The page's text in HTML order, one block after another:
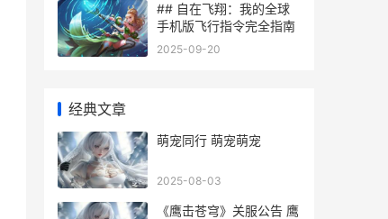
## 自在飞翔：我的全球
手机版飞行指令完全指南
2025-09-20
经典文章
萌宠同行 萌宠萌宠
2025-08-03
《鹰击苍穹》关服公告 鹰